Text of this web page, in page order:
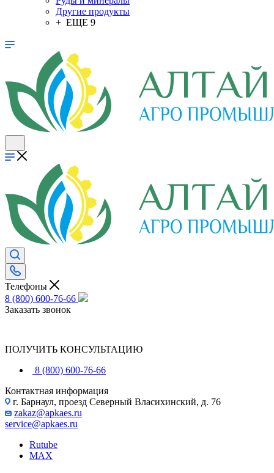
Другие продукты
+ ЕЩЕ 9
Телефоны
8 (800) 600-76-66
Заказать звонок
ПОЛУЧИТЬ КОНСУЛЬТАЦИЮ
8 (800) 600-76-66
Контактная информация
г. Барнаул, проезд Северный Власихинский, д. 76
zakaz@apkaes.ru
service@apkaes.ru
Rutube
MAX